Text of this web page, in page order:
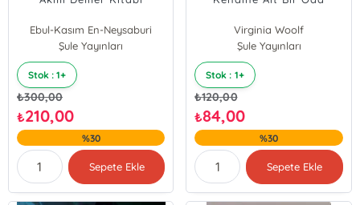
Ebul-Kasım En-Neysaburi
Şule Yayınları
Stok : 1+
₺300,00
₺210,00
%30
Sepete Ekle
Virginia Woolf
Şule Yayınları
Stok : 1+
₺120,00
₺84,00
%30
Sepete Ekle